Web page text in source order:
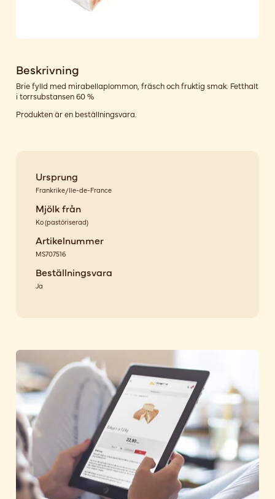
Beskrivning
Brie fylld med mirabellaplommon, fräsch och fruktig smak. Fetthalt
i torrsubstansen 60 %
Produkten är en beställningsvara.
Ursprung
Frankrike/Ile-de-France
Mjölk från
Ko(pastöriserad)
Artikelnummer
MS707516
Beställningsvara
Ja